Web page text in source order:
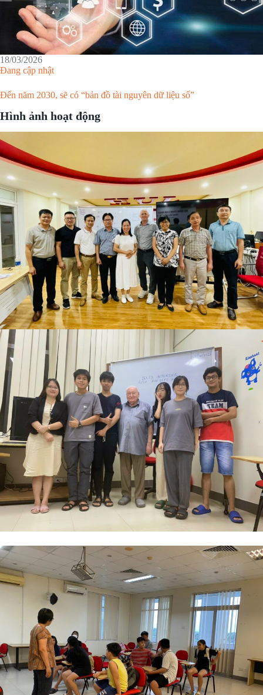
18/03/2026
Đang cập nhật
Đến năm 2030, sẽ có “bản đồ tài nguyên dữ liệu số”
Hình ảnh hoạt động